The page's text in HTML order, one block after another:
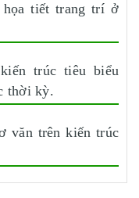
họa tiết trang trí ở
trúc tiêu biểu
thời kỳ.
văn trên kiến trúc